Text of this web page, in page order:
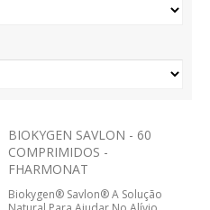
BIOKYGEN SAVLON - 60
COMPRIMIDOS -
FHARMONAT
Biokygen® Savlon® A Solução